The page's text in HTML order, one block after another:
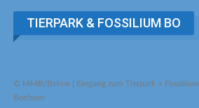
TIERPARK & FOSSILIUM BO
© MMB/Below | Eingang zum Tierpark + Fossilium
Bochum